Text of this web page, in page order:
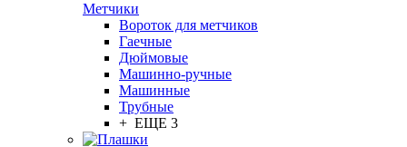
Метчики
Вороток для метчиков
Гаечные
Дюймовые
Машинно-ручные
Машинные
Трубные
+ ЕЩЕ 3